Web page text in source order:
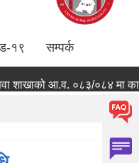
१९ सम्पर्क
आ.व. ०८३/०८४ मा कार्यक्रम